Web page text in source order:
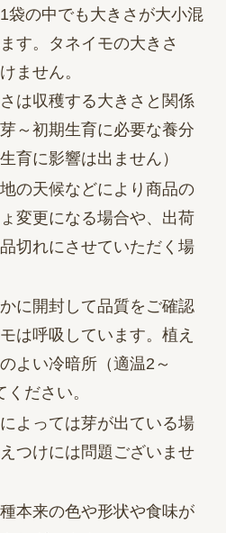
袋の中でも大きさが大小混
す。タネイモの大きさ
ません。
は収穫する大きさと関係
～初期生育に必要な養分
育に影響は出ません）
の天候などにより商品の
変更になる場合や、出荷
切れにさせていただく場
に開封して品質をご確認
は呼吸しています。植え
よい冷暗所（適温2～
ださい。
よっては芽が出ている場
つけには問題ございませ
本来の色や形状や食味が